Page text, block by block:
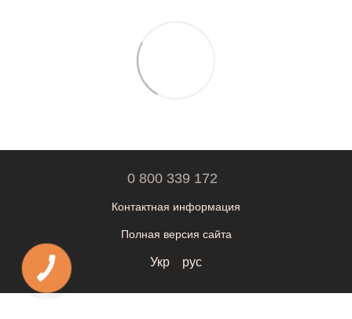
0 800 339 172
Контактная информация
Полная версия сайта
Укр рус